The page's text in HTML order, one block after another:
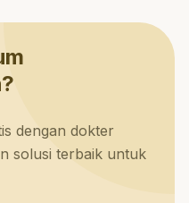
dengan dokter
solusi terbaik untuk